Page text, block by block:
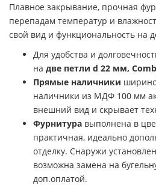
Плавное закрывание, прочная
перепадам температур и
свой вид и функциональность на
Для удобства и
на две петли d 22 мм,
Прямые наличники
наличники из МДФ 100 мм
внешний вид и скрывает
Фурнитура выполнена в
практичная, идеально
отделку. Снаружи
возможна замена на
доп.оплатой.